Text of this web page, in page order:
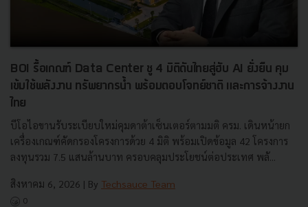
BOI รื้อเกณฑ์ Data Center ชู 4 มิติดันไทยสู่ฮับ AI ยั่งยืน คุม
เข้มใช้พลังงาน ทรัพยากรน้ำ พร้อมตอบโจทย์ชาติ และการจ้างงาน
ไทย
บีโอไอขานรับระเบียบใหม่คุมดาต้าเซ็นเตอร์ตามมติ ครม. เดินหน้ายก
เครื่องเกณฑ์คัดกรองโครงการด้วย 4 มิติ พร้อมเปิดข้อมูล 42 โครงการ
ลงทุนรวม 7.5 แสนล้านบาท ครอบคลุมประโยชน์ต่อประเทศ พลั...
สิงหาคม 6, 2026 | By Techsauce Team
0